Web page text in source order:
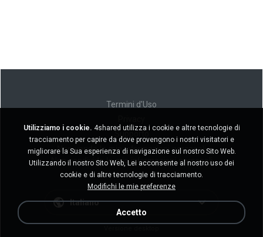
Termini d'Uso
Non venda le mie informazioni personali
Non condivida le mie informazioni personali
Italiano
Utilizziamo i cookie. 4shared utilizza i cookie e altre tecnologie di
tracciamento per capire da dove provengono i nostri visitatori e
migliorare la Sua esperienza di navigazione sul nostro Sito Web.
Utilizzando il nostro Sito Web, Lei acconsente al nostro uso dei
cookie e di altre tecnologie di tracciamento.
Modifichi le mie preferenze
Accetto